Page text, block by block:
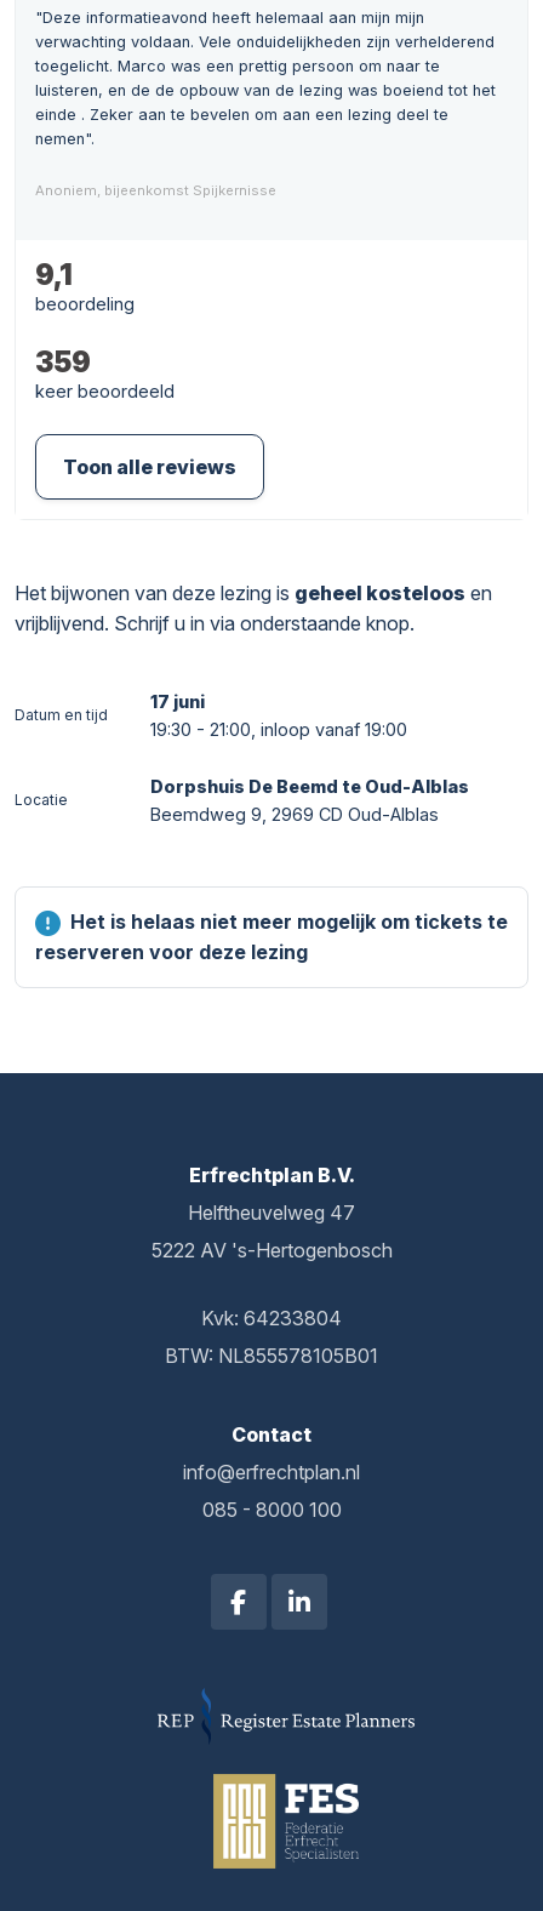
"Deze informatieavond heeft helemaal aan mijn mijn
verwachting voldaan. Vele onduidelijkheden zijn verhelderend
toegelicht. Marco was een prettig persoon om naar te
luisteren, en de de opbouw van de lezing was boeiend tot het
einde . Zeker aan te bevelen om aan een lezing deel te
nemen".
Anoniem, bijeenkomst Spijkernisse
9,1
beoordeling
359
keer beoordeeld
Toon alle reviews
Het bijwonen van deze lezing is geheel kosteloos en
vrijblijvend. Schrijf u in via onderstaande knop.
Datum en tijd
17 juni
19:30 - 21:00, inloop vanaf 19:00
Locatie
Dorpshuis De Beemd te Oud-Alblas
Beemdweg 9, 2969 CD Oud-Alblas
Het is helaas niet meer mogelijk om tickets te
reserveren voor deze lezing
Erfrechtplan B.V.
Helftheuvelweg 47
5222 AV 's-Hertogenbosch
Kvk: 64233804
BTW: NL855578105B01
Contact
info@erfrechtplan.nl
085 - 8000 100